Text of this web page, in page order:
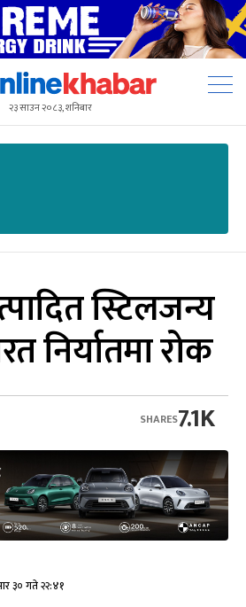
२३ साउन २०८३, शनिबार
स्टिलजन्य
निर्यातमा रोक
7.1K
SHARES
३० गते २२:४१